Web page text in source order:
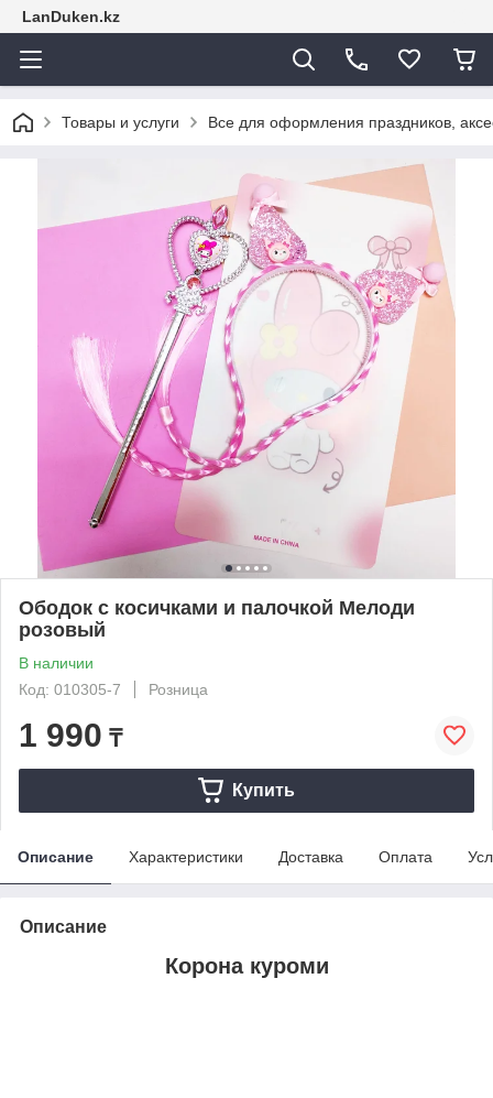
LanDuken.kz
Товары и услуги Все для оформления праздников,
Ободок с косичками и палочкой Мелоди
розовый
В наличии
Код: 010305-7
Розница
1 990 ₸
Купить
Описание Характеристики Доставка Оплата
Описание
Корона куроми